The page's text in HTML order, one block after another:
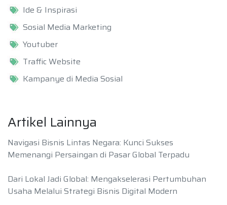
Ide & Inspirasi
Sosial Media Marketing
Youtuber
Traffic Website
Kampanye di Media Sosial
Artikel Lainnya
Navigasi Bisnis Lintas Negara: Kunci Sukses
Memenangi Persaingan di Pasar Global Terpadu
Dari Lokal Jadi Global: Mengakselerasi Pertumbuhan
Usaha Melalui Strategi Bisnis Digital Modern